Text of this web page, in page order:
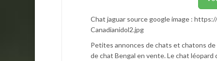
Chat jaguar source google image :
Canadianidol2.jpg
Petites annonces de chats et chatons de
de chat Bengal en vente. Le chat